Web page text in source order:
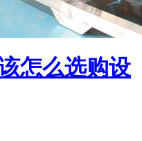
怎么选购设